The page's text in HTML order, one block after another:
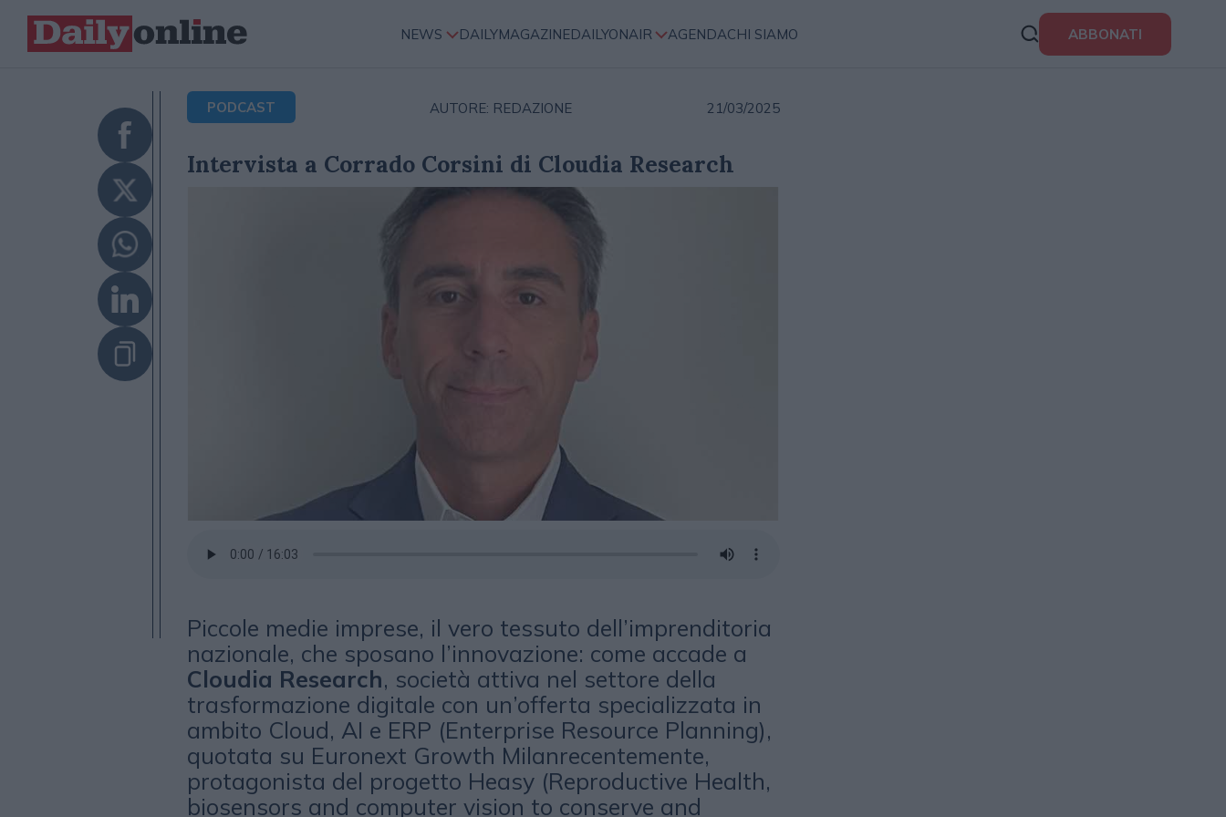
NEWS DAILYMAGAZINEDAILYONAIR AGENDACHI SIAMO ABBONATI
PODCAST AUTORE: REDAZIONE 21/03/2025
Intervista a Corrado Corsini di Cloudia Research
Piccole medie imprese, il vero tessuto dell’imprenditoria
nazionale, che sposano l’innovazione: come accade a
Cloudia Research, società attiva nel settore della
trasformazione digitale con un’offerta specializzata in
ambito Cloud, AI e ERP (Enterprise Resource Planning),
quotata su Euronext Growth Milanrecentemente,
protagonista del progetto Heasy (Reproductive Health,
biosensors and computer vision to conserve and